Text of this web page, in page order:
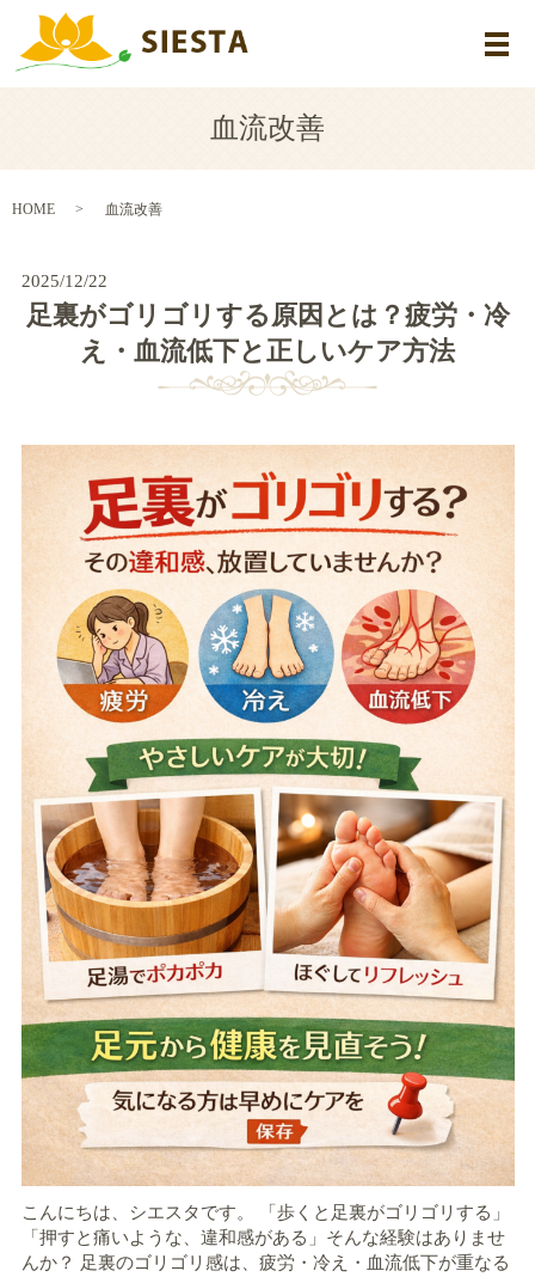
メ
血流改善
HOME 血流改善
2025/12/22
足裏がゴリゴリする原因とは？疲労・冷
え・血流低下と正しいケア方法
こんにちは、シエスタです。 「歩くと足裏がゴリゴリする」
「押すと痛いような、違和感がある」そんな経験はありませ
んか？ 足裏のゴリゴリ感は、疲労・冷え・血流低下が重なる